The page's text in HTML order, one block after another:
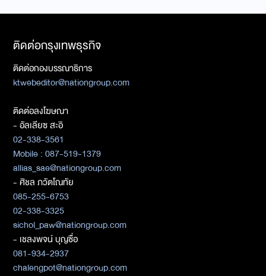
ติดต่อกรุงเทพธุรกิจ
ติดต่อกองบรรณาธิการ
ktwebeditor@nationgroup.com
ติดต่อลงโฆษณา
- อัลเลียซ สะอิ
02-338-3561
Mobile : 087-519-1379
allias_sae@nationgroup.com
- ศิชล ภวัตโณทัย
085-255-6753
02-338-3325
sichol_paw@nationgroup.com
- เชลงพจน์ บุญซื่อ
081-934-2937
chalengpot@nationgroup.com